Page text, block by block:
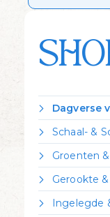
Dagverse
Dorade
Forel
Griet
Heek
Schaal- &
Kreeft
Groenten
Citroen
Zeekraal
Gerookte
Ingelegde